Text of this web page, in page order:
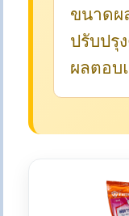
ขนาดผ
ปรับปรุ
ผลตอบ